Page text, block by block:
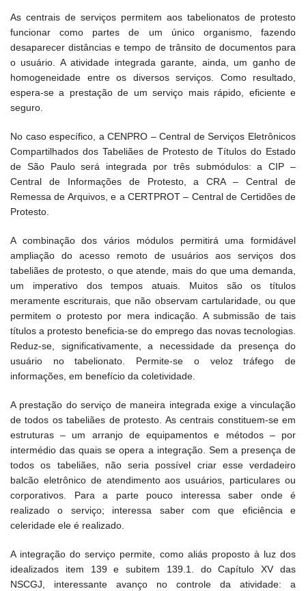
As centrais de serviços permitem aos tabelionatos de protesto
funcionar como partes de um único organismo, fazendo
desaparecer distâncias e tempo de trânsito de documentos para
o usuário. A atividade integrada garante, ainda, um ganho de
homogeneidade entre os diversos serviços. Como resultado,
espera-se a prestação de um serviço mais rápido, eficiente e
seguro.
No caso específico, a CENPRO – Central de Serviços Eletrônicos
Compartilhados dos Tabeliães de Protesto de Títulos do Estado
de São Paulo será integrada por três submódulos: a CIP –
Central de Informações de Protesto, a CRA – Central de
Remessa de Arquivos, e a CERTPROT – Central de Certidões de
Protesto.
A combinação dos vários módulos permitirá uma formidável
ampliação do acesso remoto de usuários aos serviços dos
tabeliães de protesto, o que atende, mais do que uma demanda,
um imperativo dos tempos atuais. Muitos são os títulos
meramente escriturais, que não observam cartularidade, ou que
permitem o protesto por mera indicação. A submissão de tais
títulos a protesto beneficia-se do emprego das novas tecnologias.
Reduz-se, significativamente, a necessidade da presença do
usuário no tabelionato. Permite-se o veloz tráfego de
informações, em benefício da coletividade.
A prestação do serviço de maneira integrada exige a vinculação
de todos os tabeliães de protesto. As centrais constituem-se em
estruturas – um arranjo de equipamentos e métodos – por
intermédio das quais se opera a integração. Sem a presença de
todos os tabeliães, não seria possível criar esse verdadeiro
balcão eletrônico de atendimento aos usuários, particulares ou
corporativos. Para a parte pouco interessa saber onde é
realizado o serviço; interessa saber com que eficiência e
celeridade ele é realizado.
A integração do serviço permite, como aliás proposto à luz dos
idealizados item 139 e subitem 139.1. do Capítulo XV das
NSCGJ, interessante avanço no controle da atividade: a